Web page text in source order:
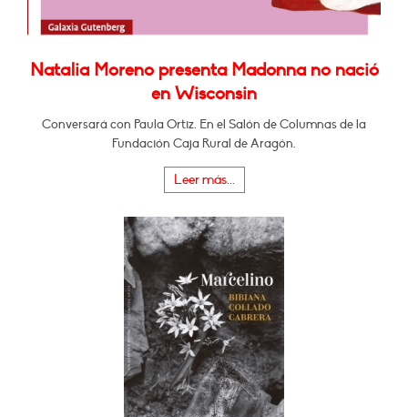
Natalia Moreno presenta Madonna no nació
en Wisconsin
Conversará con Paula Ortiz. En el Salón de Columnas de la
Fundación Caja Rural de Aragón.
Leer más...